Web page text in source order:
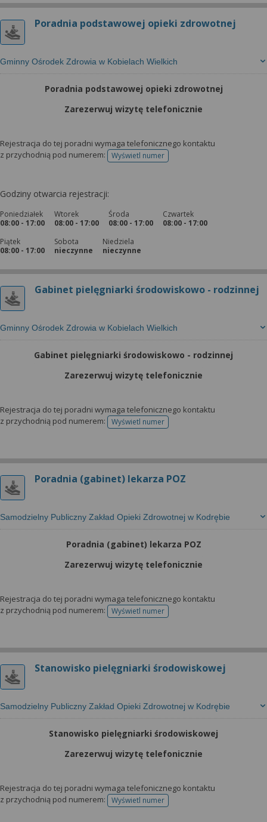
Poradnia podstawowej opieki zdrowotnej
Gminny Ośrodek Zdrowia w Kobielach Wielkich
Poradnia podstawowej opieki zdrowotnej
Zarezerwuj wizytę telefonicznie
Rejestracja do tej poradni wymaga telefonicznego kontaktu
z przychodnią pod numerem:
Wyświetl numertelefonu do rejestracji
Godziny otwarcia rejestracji:
Poniedziałek
08:00 - 17:00
Wtorek
08:00 - 17:00
Środa
08:00 - 17:00
Czwartek
08:00 - 17:00
Piątek
08:00 - 17:00
Sobota
nieczynne
Niedziela
nieczynne
Gabinet pielęgniarki środowiskowo - rodzinnej
Gminny Ośrodek Zdrowia w Kobielach Wielkich
Gabinet pielęgniarki środowiskowo - rodzinnej
Zarezerwuj wizytę telefonicznie
Rejestracja do tej poradni wymaga telefonicznego kontaktu
z przychodnią pod numerem:
Wyświetl numertelefonu do rejestracji
Poradnia (gabinet) lekarza POZ
Samodzielny Publiczny Zakład Opieki Zdrowotnej w Kodrębie
Poradnia (gabinet) lekarza POZ
Zarezerwuj wizytę telefonicznie
Rejestracja do tej poradni wymaga telefonicznego kontaktu
z przychodnią pod numerem:
Wyświetl numertelefonu do rejestracji
Stanowisko pielęgniarki środowiskowej
Samodzielny Publiczny Zakład Opieki Zdrowotnej w Kodrębie
Stanowisko pielęgniarki środowiskowej
Zarezerwuj wizytę telefonicznie
Rejestracja do tej poradni wymaga telefonicznego kontaktu
z przychodnią pod numerem:
Wyświetl numertelefonu do rejestracji
danych tylko w niektórych celach. Jeżeli chcesz
dowiedzieć się więcej lub chcesz przeprowadzić
konfigurację szczegółową, to możesz tego dokonać
za pomocą „Ustawień zaawansowanych”.
Więcej informacji na temat wykorzystywania
narzędzi zewnętrznych w naszym serwisie